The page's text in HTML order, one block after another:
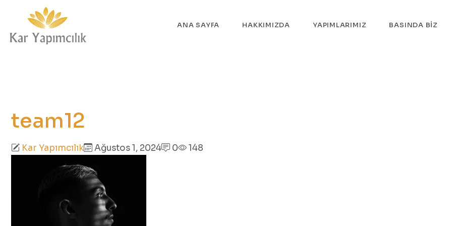
ANA SAYFA HAKKIMIZDA YAPIMLARIMIZ BASINDA BIZ
team12
Kar Yapımcılık Ağustos 1, 2024 0 148